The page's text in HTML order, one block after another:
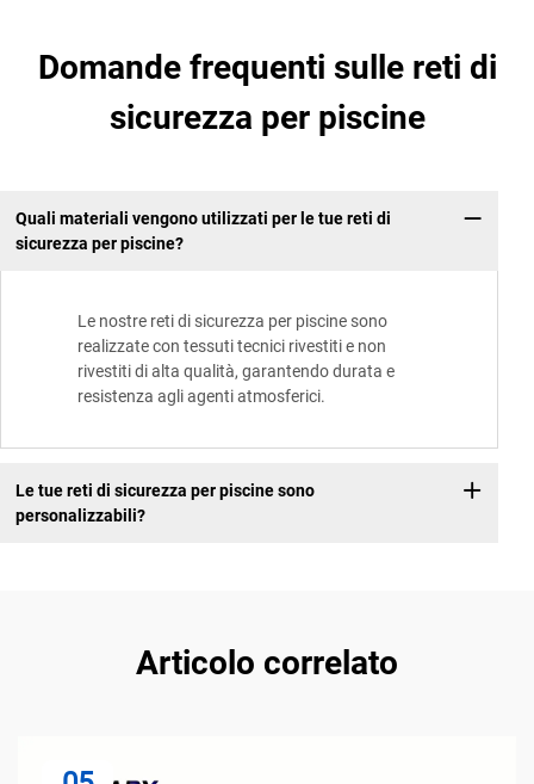
Domande frequenti sulle reti di
sicurezza per piscine
Quali materiali vengono utilizzati per le tue reti di
sicurezza per piscine?
Le nostre reti di sicurezza per piscine sono
realizzate con tessuti tecnici rivestiti e non
rivestiti di alta qualità, garantendo durata e
resistenza agli agenti atmosferici.
Le tue reti di sicurezza per piscine sono
personalizzabili?
Articolo correlato